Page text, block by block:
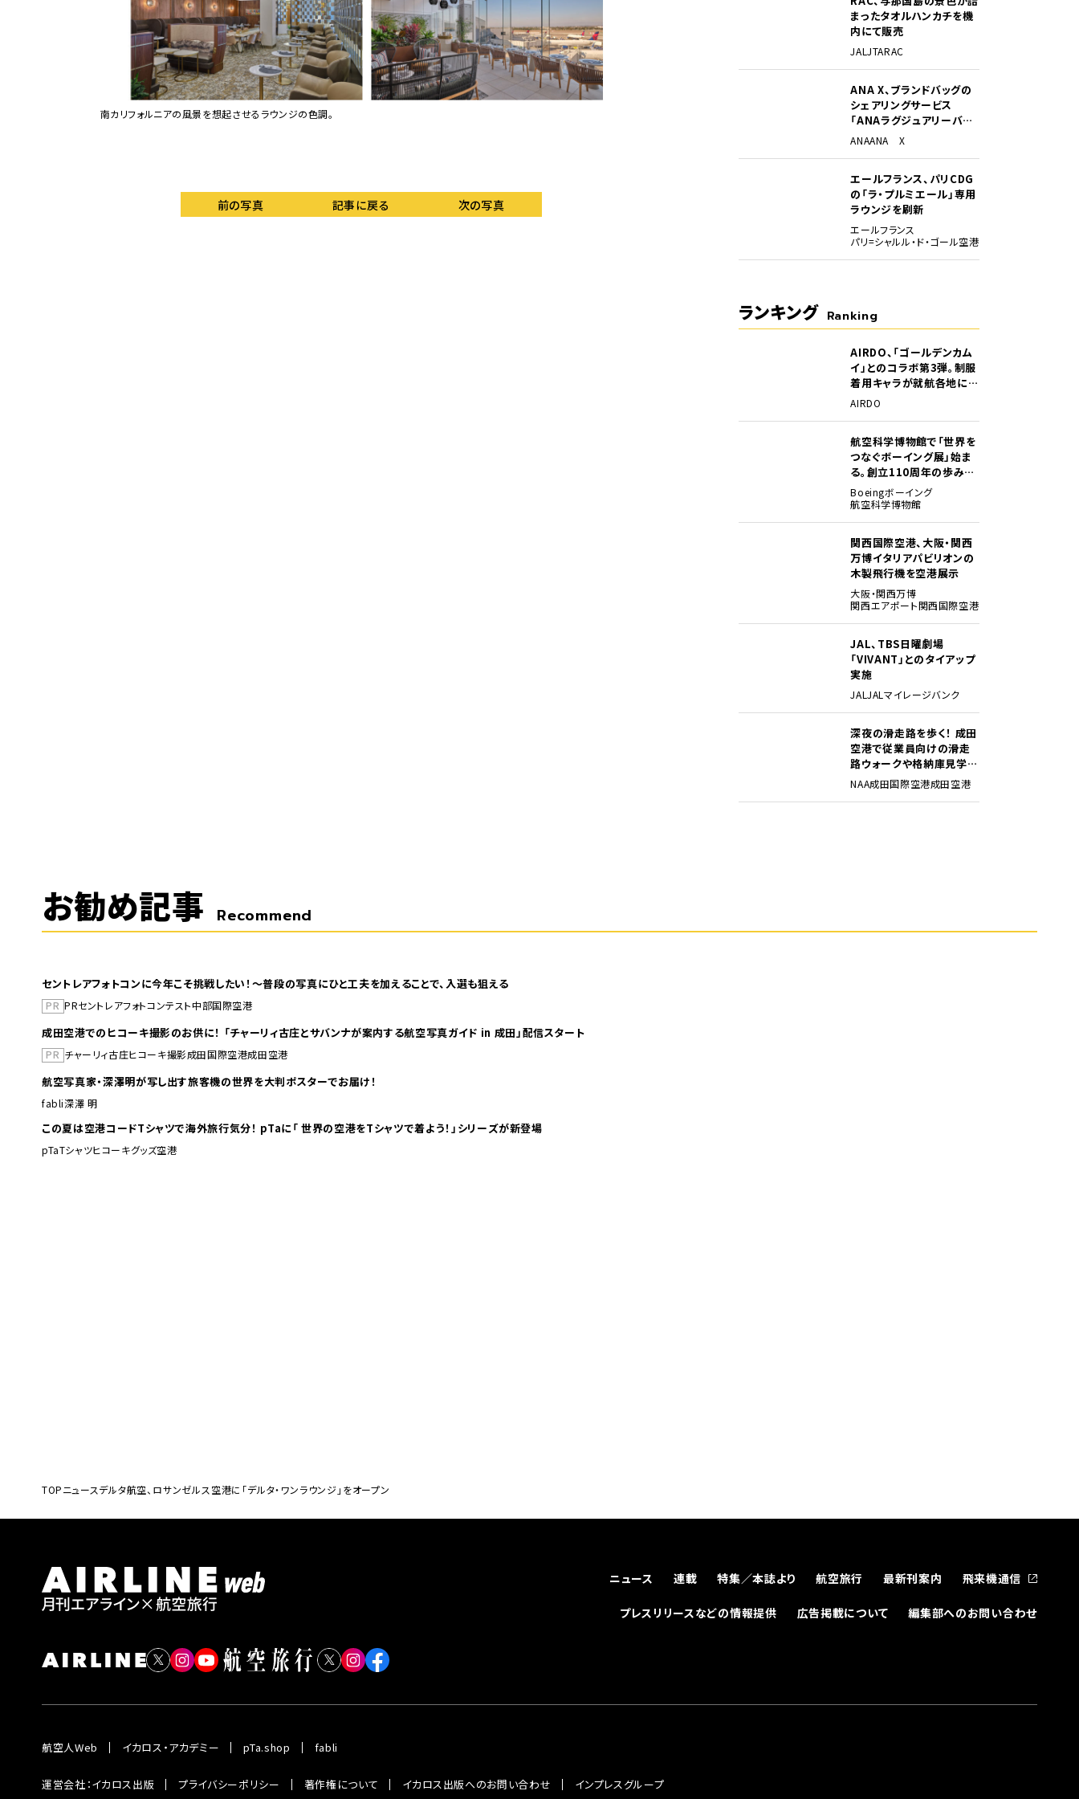
南カリフォルニアの風景を想起させるラウンジの色調。
前の写真 記事に戻る 次の写真
まったタオルハンカチを機
内にて販売
JALJTARAC
ANA X、ブランドバッグの
シェアリングサービス
「ANAラグジュアリーバッ
グ」開始
ANAANA X
エールフランス、パリCDG
の「ラ・プルミエール」専用
ラウンジを刷新
エールフランス
パリ=シャルル・ド・ゴール空港
ランキング Ranking
AIRDO、「ゴールデンカム
イ」とのコラボ第3弾。制服
着用キャラが就航各地に登
場
AIRDO
航空科学博物館で「世界を
つなぐボーイング展」始ま
る。創立110周年の歩みを
貴重な資料でたどる
Boeingボーイング
航空科学博物館
関西国際空港、大阪・関西
万博イタリアパビリオンの
木製飛行機を空港展示
大阪・関西万博
関西エアポート関西国際空港
JAL、TBS日曜劇場
「VIVANT」とのタイアップ
実施
JALJALマイレージバンク
深夜の滑走路を歩く！ 成田
空港で従業員向けの滑走
路ウォークや格納庫見学イ
ベントを初開催
NAA成田国際空港成田空港
お勧め記事 Recommend
セントレアフォトコンに今年こそ挑戦したい！～普段の写真にひと工夫を加えることで、入選も狙える
PR PRセントレアフォトコンテスト中部国際空港
成田空港でのヒコーキ撮影のお供に！ 「チャーリィ古庄とサバンナが案内する航空写真ガイド in 成田」配信スタート
PR チャーリィ古庄ヒコーキ撮影成田国際空港成田空港
航空写真家・深澤明が写し出す旅客機の世界を大判ポスターでお届け！
fabli深澤 明
この夏は空港コードTシャツで海外旅行気分！ pTaに「 世界の空港をTシャツで着よう！」シリーズが新登場
pTaTシャツヒコーキグッズ空港
TOPニュースデルタ航空、ロサンゼルス空港に「デルタ・ワンラウンジ」をオープン
ニュース 連載 特集／本誌より 航空旅行 最新刊案内 飛来機通信
プレスリリースなどの情報提供 広告掲載について 編集部へのお問い合わせ
航空人Web イカロス・アカデミー pTa.shop fabli
運営会社：イカロス出版 プライバシーポリシー 著作権について イカロス出版へのお問い合わせ インプレスグループ